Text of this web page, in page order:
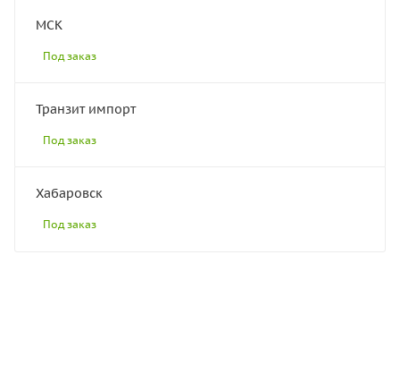
МСК
Под заказ
Транзит импорт
Под заказ
Хабаровск
Под заказ